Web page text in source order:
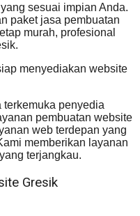
sesuai impian Anda.
paket jasa pembuatan
murah, profesional
menyediakan website
terkemuka penyedia
pembuatan website
web terdepan yang
memberikan layanan
terjangkau.
Gresik